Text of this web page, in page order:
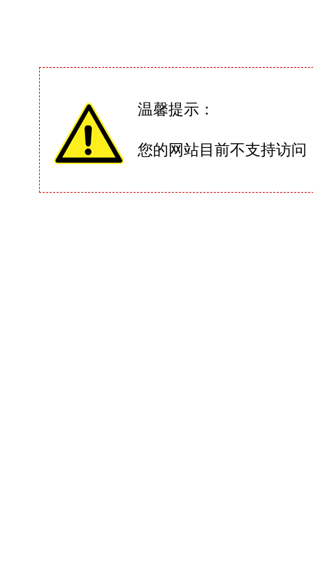
温馨提示：
您的网站目前不支持访